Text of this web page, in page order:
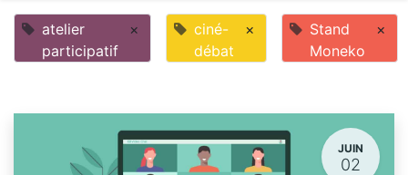
atelier
participatif
×
ciné-
débat
×
Stand
Moneko
×
JUIN
02